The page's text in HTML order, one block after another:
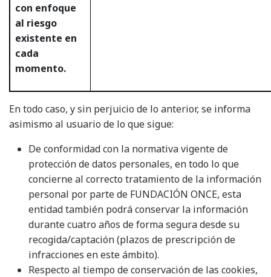
con enfoque
al riesgo
existente en
cada
momento.
En todo caso, y sin perjuicio de lo anterior, se informa
asimismo al usuario de lo que sigue:
De conformidad con la normativa vigente de
protección de datos personales, en todo lo que
concierne al correcto tratamiento de la información
personal por parte de FUNDACIÓN ONCE, esta
entidad también podrá conservar la información
durante cuatro años de forma segura desde su
recogida/captación (plazos de prescripción de
infracciones en este ámbito).
Respecto al tiempo de conservación de las cookies,